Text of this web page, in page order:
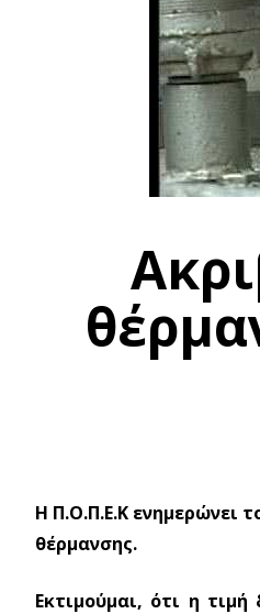
Η Π.Ο.Π.Ε.Κ ενημερώνει
θέρμανσης.
Εκτιμούμαι, ότι η